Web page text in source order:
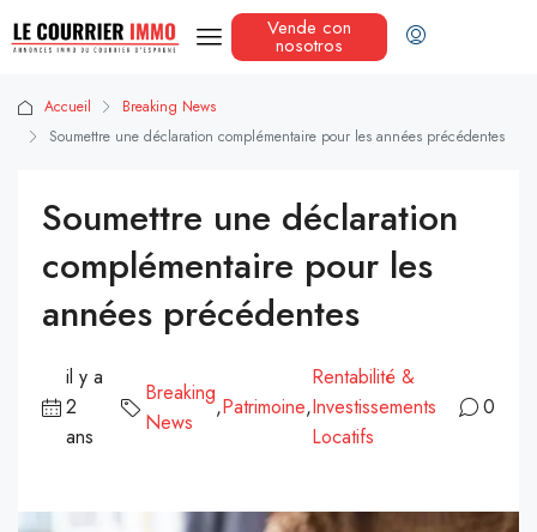
Vende con
nosotros
Accueil
Breaking News
Soumettre une déclaration complémentaire pour les années précédentes
Soumettre une déclaration
complémentaire pour les
années précédentes
il y a
2
ans
Breaking
News
,Patrimoine,
Rentabilité &
Investissements
Locatifs
0